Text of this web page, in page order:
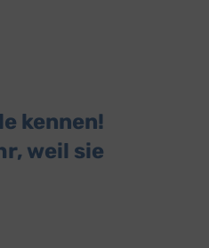
kennen!
weil sie